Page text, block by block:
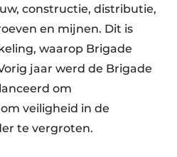
constructie, distributie,
en mijnen. Dit is
waarop Brigade
jaar werd de Brigade
om
veiligheid in de
te vergroten.